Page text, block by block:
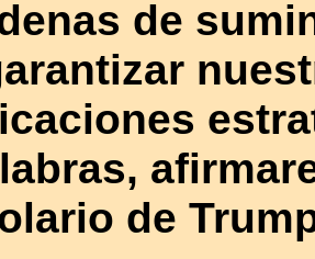
de
de